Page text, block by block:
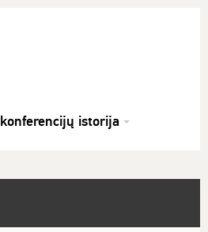
konferencijų istorija